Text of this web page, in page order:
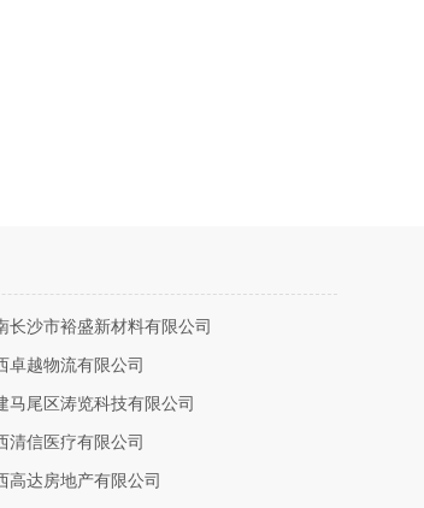
长沙市裕盛新材料有限公司
卓越物流有限公司
马尾区涛览科技有限公司
清信医疗有限公司
高达房地产有限公司